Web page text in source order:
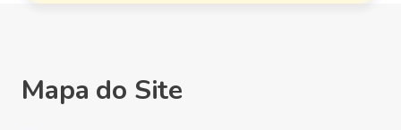
Mapa do Site